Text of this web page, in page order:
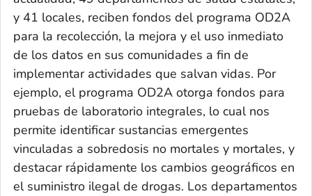
y 41 locales, reciben fondos del programa OD2A
para la recolección, la mejora y el uso inmediato
de los datos en sus comunidades a fin de
implementar actividades que salvan vidas. Por
ejemplo, el programa OD2A otorga fondos para
pruebas de laboratorio integrales, lo cual nos
permite identificar sustancias emergentes
vinculadas a sobredosis no mortales y mortales, y
destacar rápidamente los cambios geográficos en
el suministro ilegal de drogas. Los departamentos